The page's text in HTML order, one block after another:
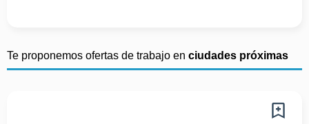
Te proponemos ofertas de trabajo en ciudades próximas